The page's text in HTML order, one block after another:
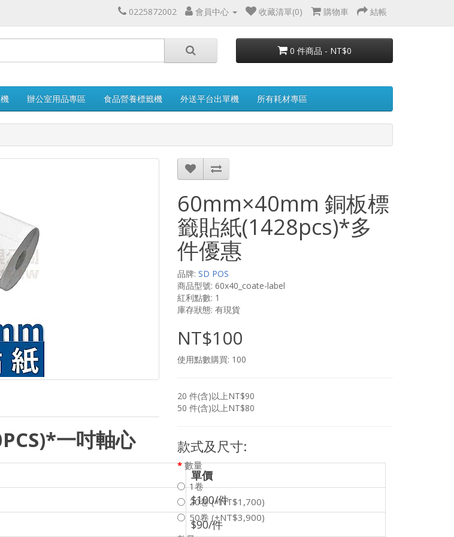
0225872002 會員中心 收藏清單(0) 購物車 結帳
0 件商品 - NT$0
辦公室用品專區 食品營養標籤機 外送平台出單機 所有耗材專區
一吋軸心
單價
$100/件
$90/件
60mm×40mm 銅板標
籤貼紙(1428pcs)*多
件優惠
品牌: SD POS
商品型號: 60x40_coate-label
紅利點數: 1
庫存狀態: 有現貨
NT$100
使用點數購買: 100
20 件(含)以上NT$90
50 件(含)以上NT$80
款式及尺寸:
數量
1卷
20卷 (+NT$1,700)
50卷 (+NT$3,900)